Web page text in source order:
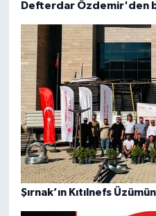
Defterdar Özdemir'den
Şırnak’ın Kıtılnefs